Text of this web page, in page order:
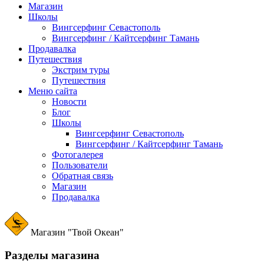
Магазин
Школы
Вингсерфинг Севастополь
Вингсерфинг / Кайтсерфинг Тамань
Продавалка
Путешествия
Экстрим туры
Путешествия
Меню сайта
Новости
Блог
Школы
Вингсерфинг Севастополь
Вингсерфинг / Кайтсерфинг Тамань
Фотогалерея
Пользователи
Обратная связь
Магазин
Продавалка
Магазин "Твой Океан"
Разделы магазина